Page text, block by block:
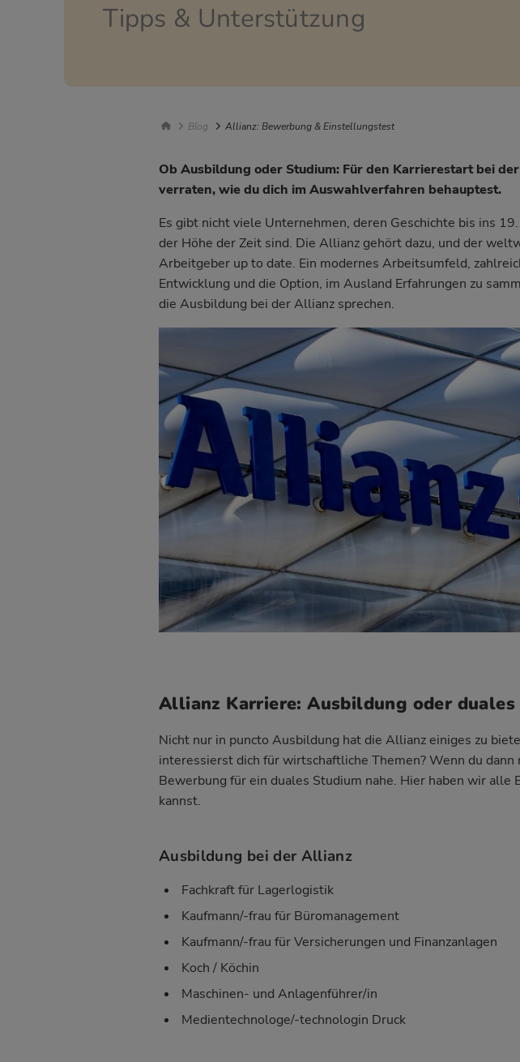
Tipps & Unterstützung
Breadcrumb Navigation
Blog Allianz: Bewerbung & Einstellungstest
Ob Ausbildung oder Studium: Für den Karrierestart bei
verraten, wie du dich im Auswahlverfahren behauptest.
Es gibt nicht viele Unternehmen, deren Geschichte bis ins
der Höhe der Zeit sind. Die Allianz gehört dazu, und der
Arbeitgeber up to date. Ein modernes Arbeitsumfeld,
Entwicklung und die Option, im Ausland Erfahrungen zu
die Ausbildung bei der Allianz sprechen.
Allianz Karriere: Ausbildung oder
Nicht nur in puncto Ausbildung hat die Allianz einiges zu
interessierst dich für wirtschaftliche Themen? Wenn du
Bewerbung für ein duales Studium nahe. Hier haben wir
kannst.
Ausbildung bei der Allianz
Fachkraft für Lagerlogistik
Kaufmann/-frau für Büromanagement
Kaufmann/-frau für Versicherungen und Finanzanlagen
Koch / Köchin
Maschinen- und Anlagenführer/in
Medientechnologe/-technologin Druck